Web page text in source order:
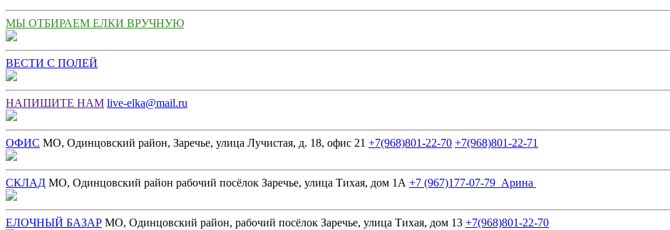
МЫ ОТБИРАЕМ ЕЛКИ ВРУЧНУЮ
ВЕСТИ С ПОЛЕЙ
НАПИШИТЕ НАМ live-elka@mail.ru
ОФИС МО, Одинцовский район, Заречье, улица Лучистая, д. 18, офис 21 +7(968)801-22-70 +7(968)801-22-71
СКЛАД МО, Одинцовский район рабочий посёлок Заречье, улица Тихая, дом 1А +7 (967)177-07-79 Арина
ЕЛОЧНЫЙ БАЗАР МО, Одинцовский район, рабочий посёлок Заречье, улица Тихая, дом 13 +7(968)801-22-70